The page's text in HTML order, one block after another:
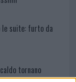
suite: furto da
tornano